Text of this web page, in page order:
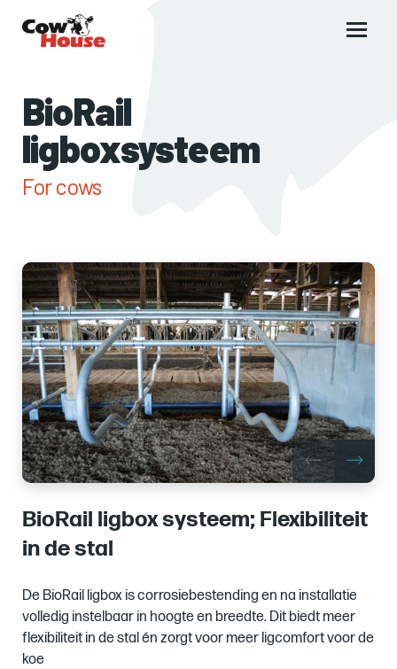
Main
BioRail
ligboxsysteem
For cows
BioRail ligbox systeem; Flexibiliteit
in de stal
De BioRail ligbox is corrosiebestending en na installatie
volledig instelbaar in hoogte en breedte. Dit biedt meer
flexibiliteit in de stal én zorgt voor meer ligcomfort voor de
koe
Images
of
BioRail
ligboxsysteem